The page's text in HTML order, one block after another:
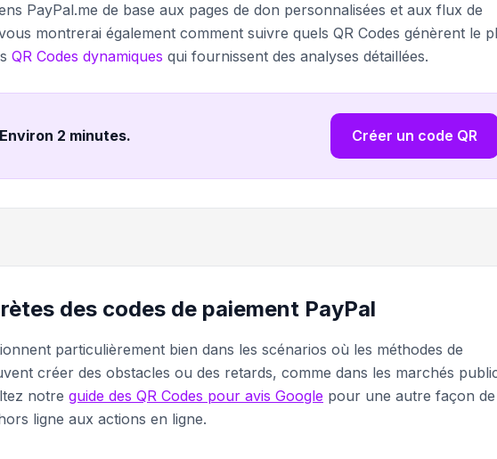
PayPal.me de base aux pages de don personnalisées et aux flux de
montrerai également comment suivre quels QR Codes génèrent le
QR Codes dynamiques qui fournissent des analyses détaillées.
2 minutes. Créer un code QR
des codes de paiement PayPal
particulièrement bien dans les scénarios où les méthodes de
créer des obstacles ou des retards, comme dans les marchés
notre guide des QR Codes pour avis Google pour une autre façon de
ligne aux actions en ligne.